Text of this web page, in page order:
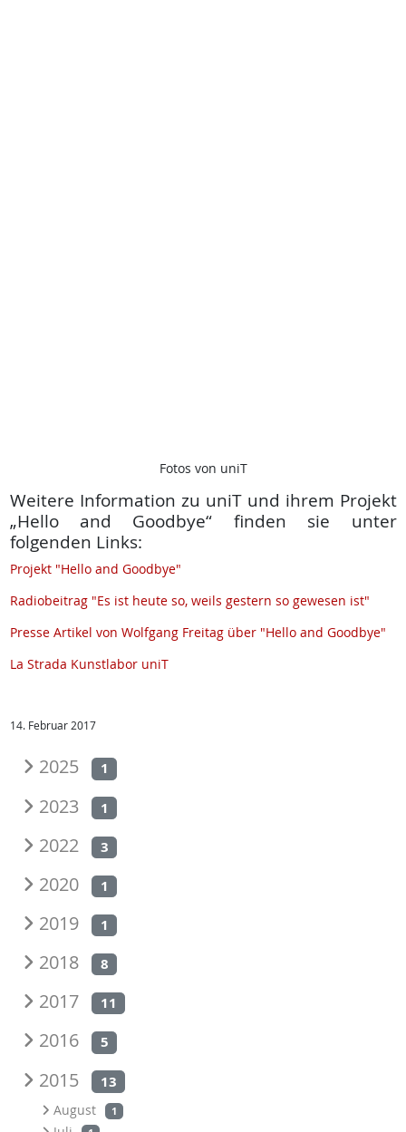
Fotos von uniT
Weitere Information zu uniT und ihrem Projekt
„Hello and Goodbye“ finden sie unter
folgenden Links:
Projekt "Hello and Goodbye"
Radiobeitrag "Es ist heute so, weils gestern so gewesen ist"
Presse Artikel von Wolfgang Freitag über "Hello and Goodbye"
La Strada Kunstlabor uniT
14. Februar 2017
2025 1
2023 1
2022 3
2020 1
2019 1
2018 8
2017 11
2016 5
2015 13
August 1